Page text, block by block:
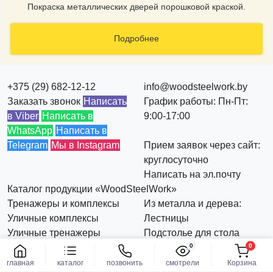
главная каталог смотрели
0
позвонить Корзина
0
Заказать
Покраска металлических дверей порошковой краской.
Подробнее
+375 (29) 682-12-12
Заказать звонок Написать
в Viber Написать в
WhatsApp Написать в
Telegram Мы в Instagram
info@woodsteelwork.by
График работы: Пн-Пт:
9:00-17:00
Прием заявок через сайт:
круглосуточно
Написать на эл.почту
Каталог продукции «WoodSteelWork»
Тренажеры и комплексы
Уличные комплексы
Уличные тренажеры
Уличные Брусья
Уличные турники
Из металла и дерева:
Лестницы
Подстолье для стола
Все из дерева и металла